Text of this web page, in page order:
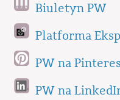
Biuletyn PW
Platforma
PW na
PW na